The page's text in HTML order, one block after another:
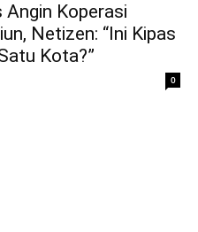
Angin Koperasi
Netizen: “Ini Kipas
Kota?”
0